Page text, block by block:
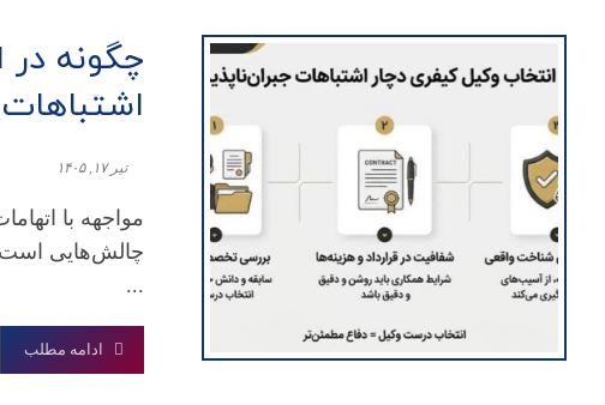
چگونه
تیر ۱۷, ۱۴۰۵
مواجهه با
چالش‌هایی است
...
ادامه مطلب